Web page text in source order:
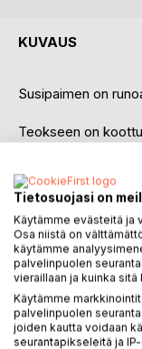
KUVAUS
Susipaimen on
Teokseen on
käytävää
elämää. 46
ammattilaisista,
mutta myös
He käsittelevät
tutkien, rajusti ja
kokemusten kautta.
Tietosuojasi on
Käytämme evästeitä ja
Osa niistä on
käytämme
palvelinpuolen
vieraillaan ja kuinka sitä
Käytämme
palvelinpuolen
joiden kautta voidaan
seurantapikseleitä ja